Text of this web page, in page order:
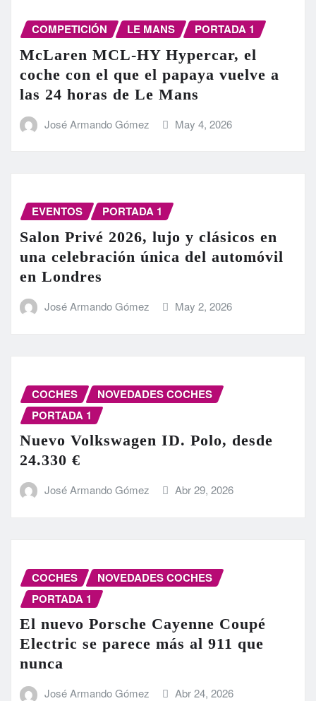
COMPETICIÓN LE MANS PORTADA 1
McLaren MCL-HY Hypercar, el
coche con el que el papaya vuelve a
las 24 horas de Le Mans
José Armando Gómez May 4, 2026
EVENTOS PORTADA 1
Salon Privé 2026, lujo y clásicos en
una celebración única del automóvil
en Londres
José Armando Gómez May 2, 2026
COCHES
NOVEDADES COCHES
PORTADA 1
Nuevo Volkswagen ID. Polo, desde
24.330 €
José Armando Gómez Abr 29, 2026
COCHES
NOVEDADES COCHES
PORTADA 1
El nuevo Porsche Cayenne Coupé
Electric se parece más al 911 que
nunca
José Armando Gómez Abr 24, 2026